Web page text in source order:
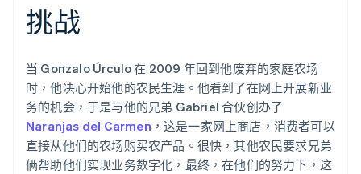
挑战
当 Gonzalo Úrculo 在 2009 年回到他废弃的家庭农场
时，他决心开始他的农民生涯。他看到了在网上开展新业
务的机会，于是与他的兄弟 Gabriel 合伙创办了
Naranjas del Carmen ，这是一家网上商店，消费者可以
直接从他们的农场购买农产品。很快，其他农民要求兄弟
俩帮助他们实现业务数字化，最终，在他们的努力下，这